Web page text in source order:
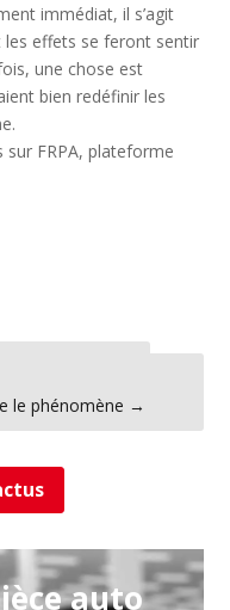
immédiat, il s’agit
les effets se feront sentir
une chose est
bien redéfinir les
sur FRPA, plateforme
le phénomène →
auto